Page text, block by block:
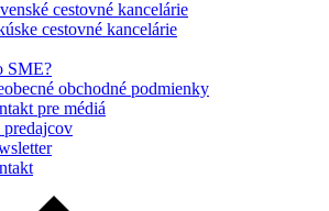
cestovné kancelárie
cestovné kancelárie
SME?
obchodné podmienky
pre médiá
predajcov